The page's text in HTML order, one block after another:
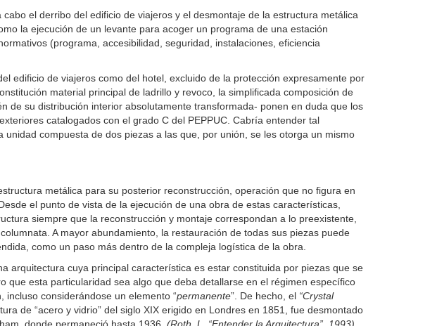
el derribo del edificio de viajeros y el desmontaje de la estructura metálica
la ejecución de un levante para acoger un programa de una estación
(programa, accesibilidad, seguridad, instalaciones, eficiencia
edificio de viajeros como del hotel, excluido de la protección expresamente por
material principal de ladrillo y revoco, la simplificada composición de
de su distribución interior absolutamente transformada- ponen en duda que los
catalogados con el grado C del PEPPUC. Cabría entender tal
compuesta de dos piezas a las que, por unión, se les otorga un mismo
metálica para su posterior reconstrucción, operación que no figura en
el punto de vista de la ejecución de una obra de estas características,
siempre que la reconstrucción y montaje correspondan a lo preexistente,
A mayor abundamiento, la restauración de todas sus piezas puede
como un paso más dentro de la compleja logística de la obra.
arquitectura cuya principal característica es estar constituida por piezas que se
que esta particularidad sea algo que deba detallarse en el régimen específico
considerándose un elemento “permanente”. De hecho, el “Crystal
de “acero y vidrio” del siglo XIX erigido en Londres en 1851, fue desmontado